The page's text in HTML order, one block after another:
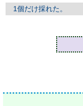
1個だけ採れた。